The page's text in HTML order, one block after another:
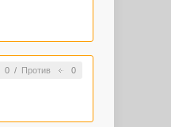
0/ Против 0